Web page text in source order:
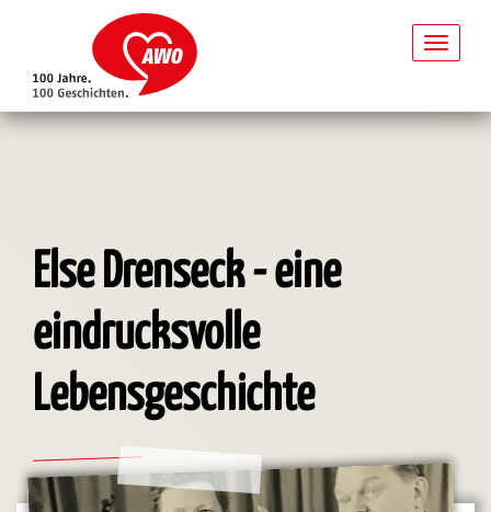
Else Drenseck - eine
eindrucksvolle
Lebensgeschichte